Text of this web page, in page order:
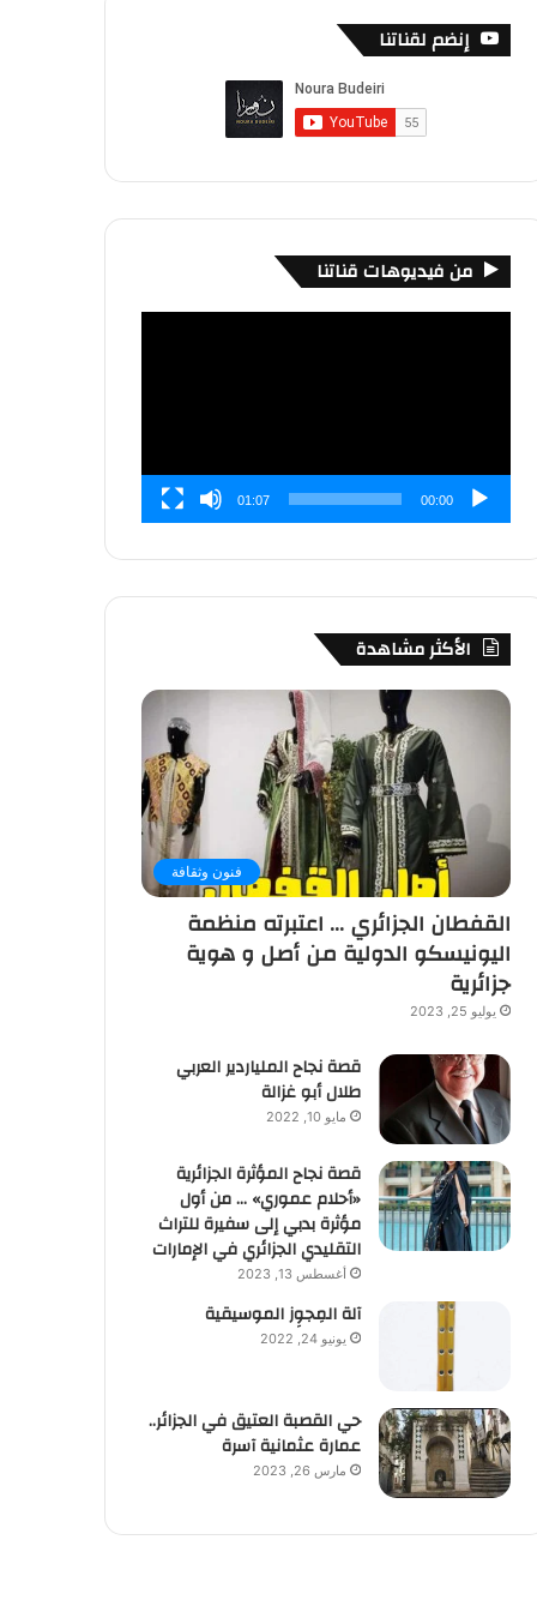
إنضم لقناتنا
من فيديوهات قناتنا
00:00
01:07
الأكثر مشاهدة
فنون وثقافة
القفطان الجزائري … اعتبرته منظمة
اليونيسكو الدولية من أصل و هوية
جزائرية
يوليو 25, 2023
قصة نجاح الملياردير العربي
طلال أبو غزالة
مايو 10, 2022
قصة نجاح المؤثرة الجزائرية
«أحلام عموري» … من أول
مؤثرة بدبي إلى سفيرة للتراث
التقليدي الجزائري في الإمارات
أغسطس 13, 2023
آلة المِجوِز الموسيقية‎‎
يونيو 24, 2022
حي القصبة العتيق في الجزائر..
عمارة عثمانية آسرة
مارس 26, 2023